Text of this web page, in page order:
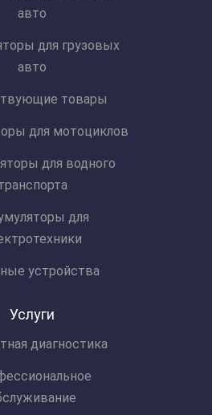
авто
для грузовых
авто
товары
для мотоциклов
для водного
для
устройства
Услуги
диагностика